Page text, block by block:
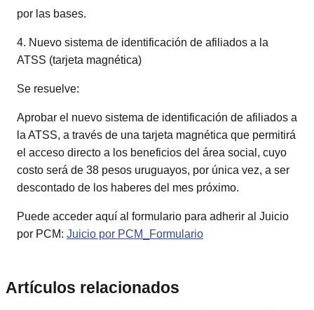
por las bases.
4. Nuevo sistema de identificación de afiliados a la
ATSS (tarjeta magnética)
Se resuelve:
Aprobar el nuevo sistema de identificación de afiliados a
la ATSS, a través de una tarjeta magnética que permitirá
el acceso directo a los beneficios del área social, cuyo
costo será de 38 pesos uruguayos, por única vez, a ser
descontado de los haberes del mes próximo.
Puede acceder aquí al formulario para adherir al Juicio
por PCM: Juicio por PCM_Formulario
Artículos relacionados